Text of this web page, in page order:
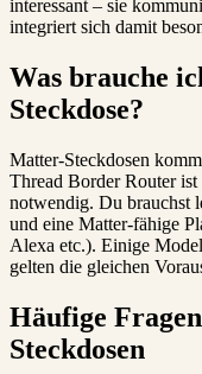
interessant – sie
integriert sich damit
Was brauche
Steckdose?
Matter-Steckdosen
Thread Border Router
notwendig. Du
und eine Matter-fähige
Alexa etc.). Einige
gelten die gleichen
Häufige
Steckdosen